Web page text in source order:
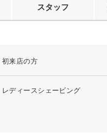
スタッフ
初来店の方
レディースシェービング